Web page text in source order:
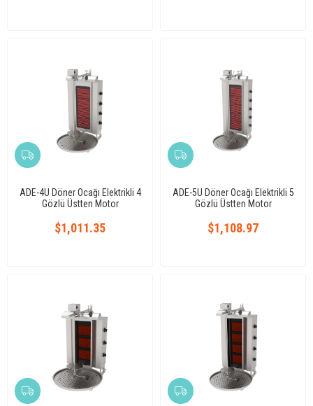
ADE-4U Döner Ocağı Elektrikli 4
Gözlü Üstten Motor
$1,011.35
ADE-5U Döner Ocağı Elektrikli 5
Gözlü Üstten Motor
$1,108.97